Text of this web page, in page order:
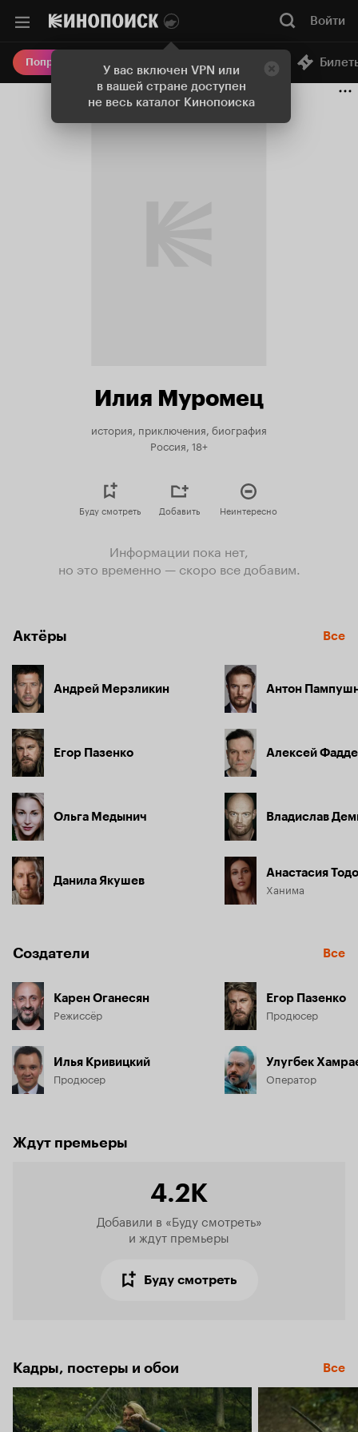
У вас включен VPN или
в вашей стране доступен
не весь каталог Кинопоиска
Войти
Попробовать Плюс Онлайн-кинотеатр
Илия Муромец
история, приключения, биография
Россия, 18+
Буду смотреть Добавить Неинтересно
Информации пока нет,
но это временно — скоро все добавим.
Актёры Все
Андрей Мерзликин
Егор Пазенко
Ольга Медынич
Данила Якушев
Антон
Алексей
Владислав
Анастасия
Ханима
Создатели Все
Карен Оганесян
Режиссёр
Илья Кривицкий
Продюсер
Егор Пазенко
Продюсер
Улугбек
Оператор
Ждут премьеры
4.2K
Добавили в «Буду смотреть»
и ждут премьеры
Буду смотреть
Кадры, постеры и обои Все